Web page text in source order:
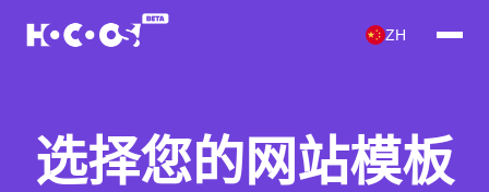
ZH
选择您的网站模板